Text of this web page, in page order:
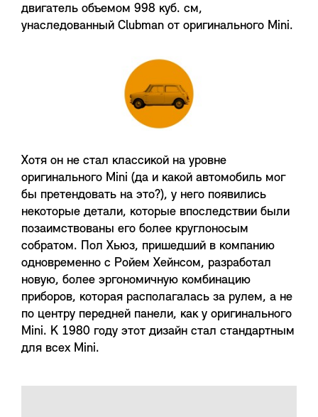
двигатель объемом 998 куб. см,
унаследованный Clubman от оригинального Mini.
Хотя он не стал классикой на уровне
оригинального Mini (да и какой автомобиль мог
бы претендовать на это?), у него появились
некоторые детали, которые впоследствии были
позаимствованы его более круглоносым
собратом. Пол Хьюз, пришедший в компанию
одновременно с Ройем Хейнсом, разработал
новую, более эргономичную комбинацию
приборов, которая располагалась за рулем, а не
по центру передней панели, как у оригинального
Mini. К 1980 году этот дизайн стал стандартным
для всех Mini.